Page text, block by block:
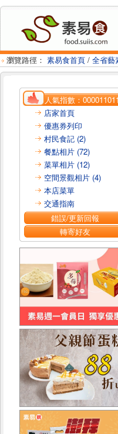
瀏覽路徑： 素易食首頁 / 全省藝
人氣指數：
店家首頁
優惠券列印
村民食記 (2)
餐點相片 (72)
菜單相片 (12)
空間景觀相片 (4)
本店菜單
交通指南
錯誤/更新回報
轉寄好友